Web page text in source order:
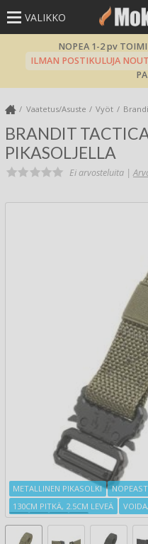
VALIKKO
NOPEA 1-2 pv
ILMAN POSTIKULUJA
Vaatetus/Asuste Vyöt
BRANDIT
PIKASOLJELLA
Ei arvosteluita |
METALLINEN PIKASOLKI
130CM PITKÄ, 2.5CM LEVEÄ